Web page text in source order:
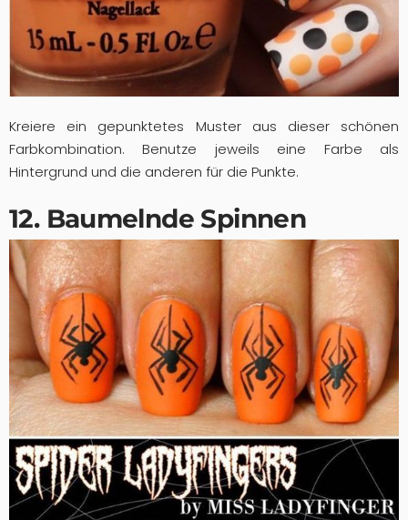
Kreiere ein gepunktetes Muster aus dieser schönen
Farbkombination. Benutze jeweils eine Farbe als
Hintergrund und die anderen für die Punkte.
12. Baumelnde Spinnen